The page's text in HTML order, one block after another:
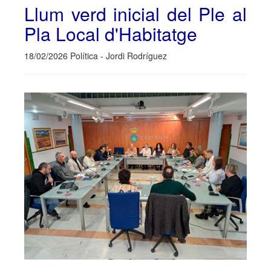
Llum verd inicial del Ple al
Pla Local d'Habitatge
18/02/2026 Política - Jordi Rodríguez